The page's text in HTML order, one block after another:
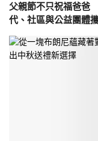
父親節不只祝福爸爸
代、社區與公益團體